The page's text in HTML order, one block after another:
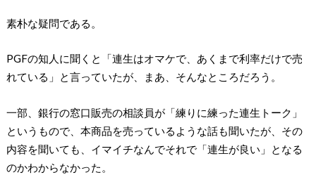
素朴な疑問である。
PGFの知人に聞くと「連生はオマケで、あくまで利率だけで売
れている」と言っていたが、まあ、そんなところだろう。
一部、銀行の窓口販売の相談員が「練りに練った連生トーク」
というもので、本商品を売っているような話も聞いたが、その
内容を聞いても、イマイチなんでそれで「連生が良い」となる
のかわからなかった。